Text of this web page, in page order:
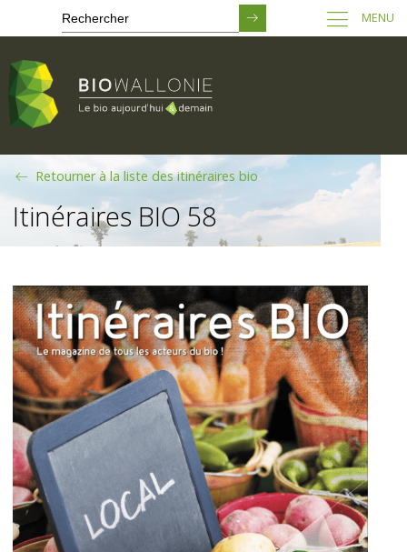
contenu
principal
MENU
Itinéraires BIO 58
Retourner à la liste des itinéraires bio